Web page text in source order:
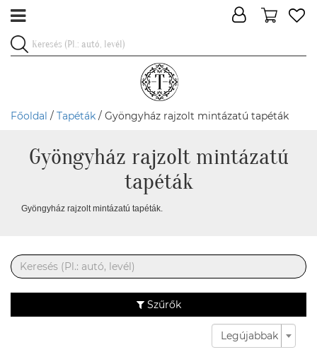
Főoldal / Tapéták / Gyöngyház rajzolt mintázatú tapéták
Gyöngyház rajzolt mintázatú
tapéták
Gyöngyház rajzolt mintázatú tapéták.
Szűrők
Legújabbak